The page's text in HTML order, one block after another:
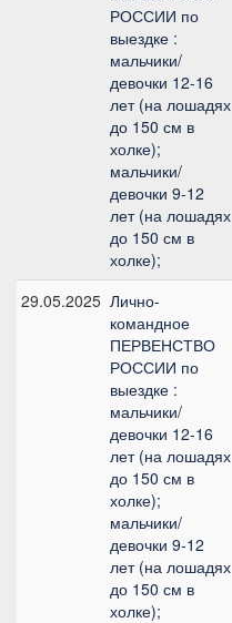
РОССИИ по
выездке :
мальчики/
девочки 12-16
лет (на лошадях
до 150 см в
холке);
мальчики/
девочки 9-12
лет (на лошадях
до 150 см в
холке);
29.05.2025 Лично-
командное
ПЕРВЕНСТВО
РОССИИ по
выездке :
мальчики/
девочки 12-16
лет (на лошадях
до 150 см в
холке);
мальчики/
девочки 9-12
лет (на лошадях
до 150 см в
холке);